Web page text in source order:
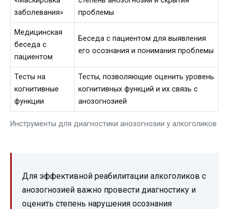
Инструменты для диагностики анозогнозии у алкоголиков
заболевания»
проблемы
Медицинская
беседа с
пациентом
Беседа с пациентом для выявления
его осознания и понимания проблемы
Тесты на
когнитивные
функции
Тесты, позволяющие оценить уровень
когнитивных функций и их связь с
анозогнозией
Для эффективной реабилитации алкоголиков с
анозогнозией важно провести диагностику и
оценить степень нарушения осознания